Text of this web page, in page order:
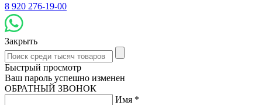
8 920 276-19-00
Закрыть
Быстрый просмотр
Ваш пароль успешно изменен
ОБРАТНЫЙ ЗВОНОК
Имя *